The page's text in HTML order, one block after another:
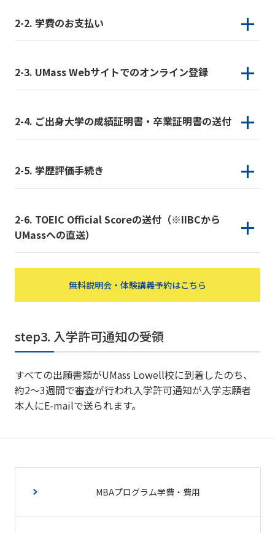
2-2. 学費のお支払い
2-3. UMass Webサイトでのオンライン登録
2-4. ご出身大学の成績証明書・卒業証明書の送付
2-5. 学歴評価手続き
2-6. TOEIC Official Scoreの送付（※IIBCから
UMassへの直送）
無料説明会・体験講義予約はこちら
step3. 入学許可通知の受領
すべての出願書類がUMass Lowell校に到着したのち、
約2～3週間で審査が行われ入学許可通知が入学志願者
本人にE-mailで送られます。
MBAプログラム学費・費用